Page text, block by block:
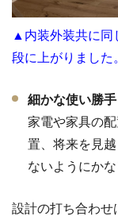
▲内装外装共に同
段に上がりました
細かな使い勝手
家電や家具の
置、将来を見
ないようにか
設計の打ち合わせ